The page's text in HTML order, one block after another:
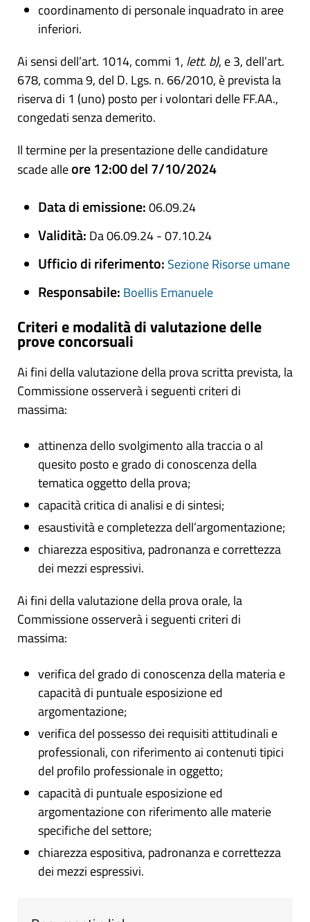
coordinamento di personale inquadrato in aree
inferiori.
Ai sensi dell’art. 1014, commi 1, lett. b), e 3, dell’art.
678, comma 9, del D. Lgs. n. 66/2010, è prevista la
riserva di 1 (uno) posto per i volontari delle FF.AA.,
congedati senza demerito.
Il termine per la presentazione delle candidature
scade alleore 12:00 del 7/10/2024
Data di emissione:06.09.24
Validità: Da 06.09.24 - 07.10.24
Ufficio di riferimento: Sezione Risorse umane
Responsabile: Boellis Emanuele
Criteri e modalità di valutazione delle
prove concorsuali
Ai fini della valutazione della prova scritta prevista, la
Commissione osserverà i seguenti criteri di
massima:
attinenza dello svolgimento alla traccia o al
quesito posto e grado di conoscenza della
tematica oggetto della prova;
capacità critica di analisi e di sintesi;
esaustività e completezza dell’argomentazione;
chiarezza espositiva, padronanza e correttezza
dei mezzi espressivi.
Ai fini della valutazione della prova orale, la
Commissione osserverà i seguenti criteri di
massima:
verifica del grado di conoscenza della materia e
capacità di puntuale esposizione ed
argomentazione;
verifica del possesso dei requisiti attitudinali e
professionali, con riferimento ai contenuti tipici
del profilo professionale in oggetto;
capacità di puntuale esposizione ed
argomentazione con riferimento alle materie
specifiche del settore;
chiarezza espositiva, padronanza e correttezza
dei mezzi espressivi.